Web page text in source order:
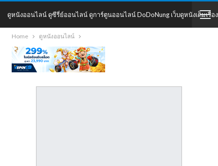
ดูหนังออนไลน์ ดูซีรี่ย์ออนไลน์ ดูการ์ตูนออนไลน์ DoDoNung เว็บดูหนังเต็มเรื่อง
DoDoNung
Home ดูหนังออนไลน์